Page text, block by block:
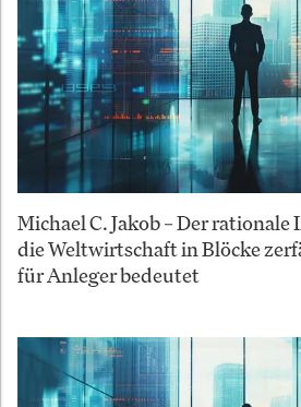
Michael C. Jakob – Der
die Weltwirtschaft in Blöcke
für Anleger bedeutet